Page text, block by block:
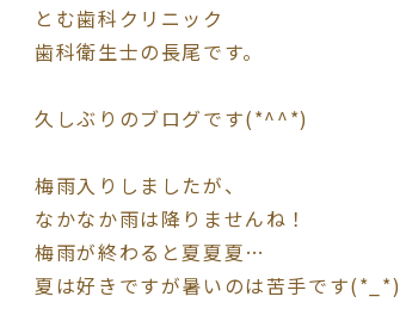
とむ歯科クリニック
歯科衛生士の長尾です。
久しぶりのブログです(*^^*)
梅雨入りしましたが、
なかなか雨は降りませんね！
梅雨が終わると夏夏夏…
夏は好きですが暑いのは苦手です(*_*)